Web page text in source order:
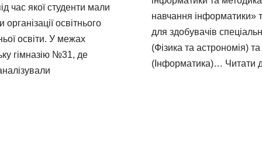
час якої студенти мали
освітнього
освіти. У межах
гімназію №31, де
навчання інформатики»
для здобувачів
(Фізика та астрономія)
(Інформатика)… Читати